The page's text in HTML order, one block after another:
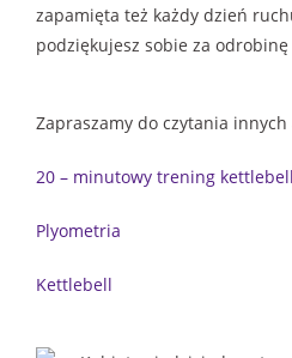
zapamięta też każdy dzień
podziękujesz sobie za
Zapraszamy do czytania innych
20 – minutowy trening kettlebell
Plyometria
Kettlebell